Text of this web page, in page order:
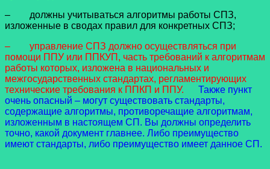
– должны учитываться алгоритмы работы СПЗ,
изложенные в сводах правил для конкретных СПЗ;
– управление СПЗ должно осуществляться при
помощи ППУ или ППКУП, часть требований к алгоритмам
работы которых, изложена в национальных и
межгосударственных стандартах, регламентирующих
технические требования к ППКП и ППУ.
Также пункт
очень опасный – могут существовать стандарты,
содержащие алгоритмы, противоречащие алгоритмам,
изложенным в настоящем СП. Вы должны определить
точно, какой документ главнее. Либо преимущество
имеют стандарты, либо преимущество имеет данное СП.